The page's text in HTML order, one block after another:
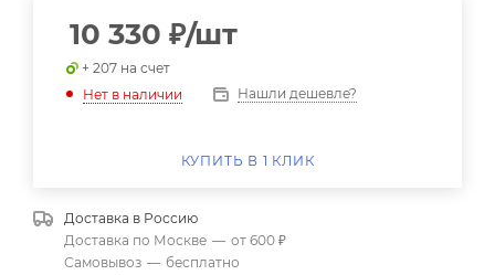
10 330 ₽/шт
+ 207 на счет
Нет в наличии
Нашли дешевле?
КУПИТЬ В 1 КЛИК
Доставка в Россию
Доставка по Москве — от 600 ₽
Самовывоз — бесплатно